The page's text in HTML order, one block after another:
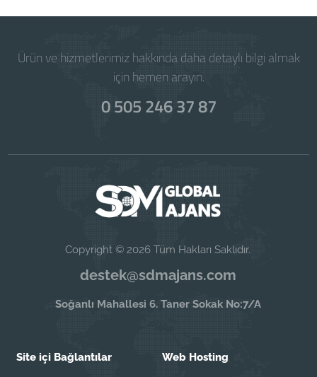
Ürün ve hizmetlerimiz hakkında daha detaylı bilgi almak
için hemen arayın.
0 505 246 37 87
Copyright © 2026 Tüm Hakları Saklıdır.
destek@sdmajans.com
Soğanlı Mahallesi 6. Taner Sokak No:7/A
Site içi Bağlantılar Web Hosting